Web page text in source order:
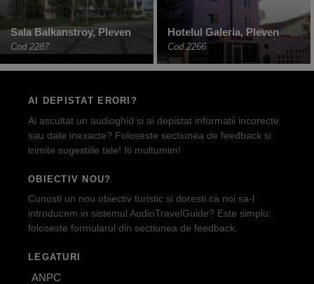
Sala Balkanstroy, Pleven
Cod 2287
Hotelul Galeria, Pleven
Cod 2266
AI DEPISTAT ERORI?
Ai ascultat un audioghid si ai depistat informatii incorecte
sau date inexacte? Foloseste sectiunea de feedback si
trimite sugestiile tale! Iti multumim!
OBIECTIV NOU?
Cunosti un nou obiectiv turistic si doresti ca noi sa-l
introducem in sistemul AudioTravelGuide? Este simplu:
foloseste formularul din sectiunea de feedback.
LEGATURI
ANPC